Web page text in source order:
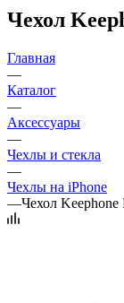
Чехол
Главная
—
Каталог
—
Аксессуары
—
Чехлы и стекла
—
Чехлы на iPhone
—Чехол Keephone